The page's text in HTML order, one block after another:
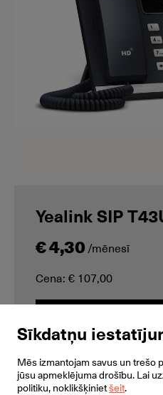
Yealink SIP
€ 4,30 /mēnesī
Cena: € 107,00
Visas cenas norādītas bez PVN
Sīkdatņu
Mēs izmantojam savus un trešo
jūsu apmeklējuma drošību. Lai
politiku, noklikšķinietšeit.